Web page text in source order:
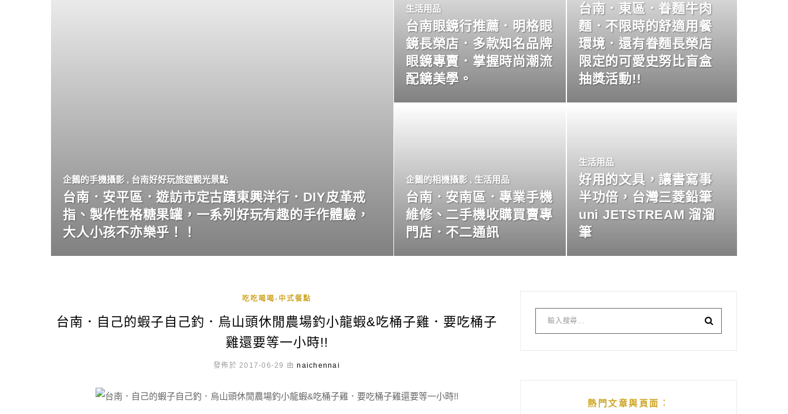
企鵝的手機攝影 , 台南好好玩旅遊觀光景點
台南．安平區．遊訪市定古蹟東興洋行．DIY皮革戒
指、製作性格糖果罐，一系列好玩有趣的手作體驗，
大人小孩不亦樂乎！！
生活用品
台南眼鏡行推薦．明格眼
鏡長榮店．多款知名品牌
眼鏡專賣．掌握時尚潮流
配鏡美學。
台南．東區．眷麵牛肉
麵．不限時的舒適用餐
環境．還有眷麵長榮店
限定的可愛史努比盲盒
抽獎活動!!
企鵝的相機攝影 , 生活用品
台南．安南區．專業手機
維修、二手機收購買賣專
門店．不二通訊
生活用品
好用的文具，讓書寫事
半功倍，台灣三菱鉛筆
uni JETSTREAM 溜溜
筆
吃吃喝喝-中式餐點
台南．自己的蝦子自己釣．烏山頭休閒農場釣小龍蝦&吃桶子雞．要吃桶子
雞還要等一小時!!
發佈於 2017-06-29 由naichennai
熱門文章與頁面︰